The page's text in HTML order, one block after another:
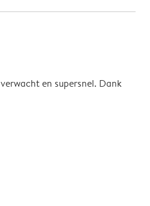
en supersnel. Dank